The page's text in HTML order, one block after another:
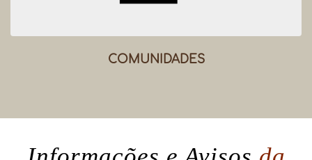
COMUNIDADES